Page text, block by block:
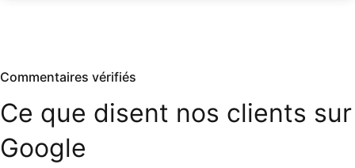
Commentaires vérifiés
Ce que disent nos clients sur
Google